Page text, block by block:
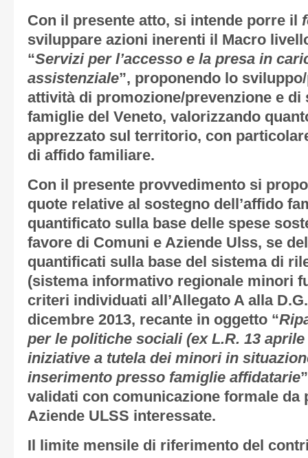
Con il presente atto, si intende porre il
sviluppare azioni inerenti il Macro
“Servizi per l’accesso e la presa in
assistenziale”, proponendo lo
attività di promozione/prevenzione e di
famiglie del Veneto, valorizzando
apprezzato sul territorio, con
di affido familiare.
Con il presente provvedimento si
quote relative al sostegno dell’affido
quantificato sulla base delle spese
favore di Comuni e Aziende Ulss, se
quantificati sulla base del sistema di
(sistema informativo regionale minori
criteri individuati all’Allegato A alla
dicembre 2013, recante in oggetto “
per le politiche sociali (ex L.R. 13 aprile
iniziative a tutela dei minori in
inserimento presso famiglie affidatarie
validati con comunicazione formale da
Aziende ULSS interessate.
Il limite mensile di riferimento del